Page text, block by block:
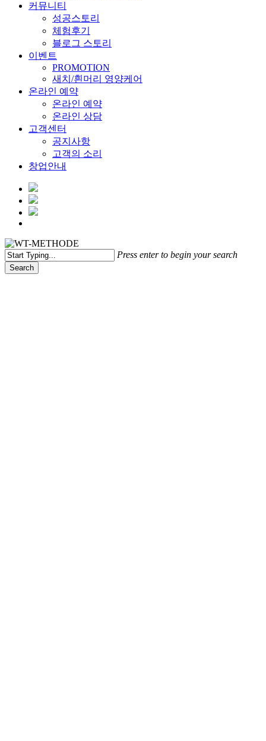
커뮤니티
성공스토리
체험후기
블로그 스토리
이벤트
PROMOTION
새치/흰머리 영양케어
온라인 예약
온라인 예약
온라인 상담
고객센터
공지사항
고객의 소리
창업안내
Press enter to begin your search
Search